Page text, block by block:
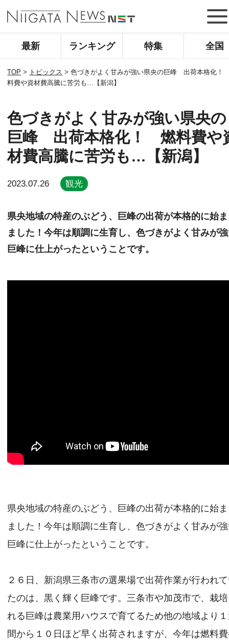
最新 ランキング 特集 全国
TOP > トピックス >色づきがよく甘みが強い県央の巨峰 出荷本格化
料費や資材費高騰に苦労も…【新潟】
色づきがよく甘みが強い県央の
巨峰 出荷本格化！ 燃料費や
材費高騰に苦労も…【新潟】
2023.07.26 観光
県央地域の特産のぶどう、巨峰の出荷が本格的に始
ました！今年は順調に生育し、色づきがよく甘みが
巨峰に仕上がったということです。
県央地域の特産のぶどう、巨峰の出荷が本格的に始
ました！今年は順調に生育し、色づきがよく甘みが
巨峰に仕上がったということです。
２６日、新潟県三条市の選果場で出荷作業が行われ
たのは、黒く輝く巨峰です。三条市や加茂市で、栽
れる巨峰は農業用ハウスで育てるため他の地域より
間から１０日ほど早く出荷されますが、今年は燃料